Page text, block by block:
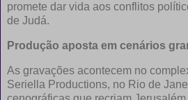
promete dar vida aos conflitos
de Judá.
Produção aposta em cenários
As gravações acontecem no
Seriella Productions, no Rio de